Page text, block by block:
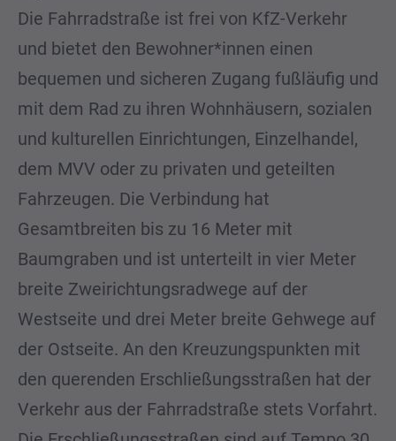
Die Fahrradstraße ist frei von KfZ-Verkehr
und bietet den Bewohner*innen einen
bequemen und sicheren Zugang fußläufig und
mit dem Rad zu ihren Wohnhäusern, sozialen
und kulturellen Einrichtungen, Einzelhandel,
dem MVV oder zu privaten und geteilten
Fahrzeugen. Die Verbindung hat
Gesamtbreiten bis zu 16 Meter mit
Baumgraben und ist unterteilt in vier Meter
breite Zweirichtungsradwege auf der
Westseite und drei Meter breite Gehwege auf
der Ostseite. An den Kreuzungspunkten mit
den querenden Erschließungsstraßen hat der
Verkehr aus der Fahrradstraße stets Vorfahrt.